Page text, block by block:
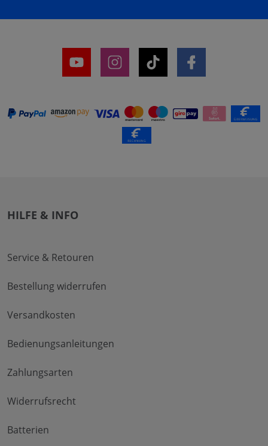
HILFE & INFO
Service & Retouren
Bestellung widerrufen
Versandkosten
Bedienungsanleitungen
Zahlungsarten
Widerrufsrecht
Batterien